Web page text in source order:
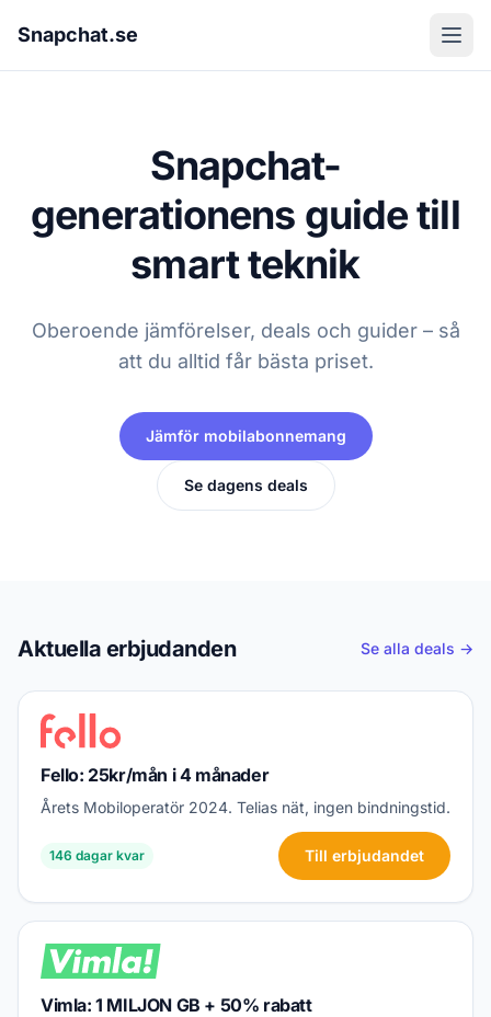
Snapchat.se
Snapchat-
generationens guide till
smart teknik
Oberoende jämförelser, deals och guider – så
att du alltid får bästa priset.
Jämför mobilabonnemang
Se dagens deals
Aktuella erbjudanden Se alla deals →
Fello: 25kr/mån i 4 månader
Årets Mobiloperatör 2024. Telias nät, ingen bindningstid.
146 dagar kvar Till erbjudandet
Vimla: 1 MILJON GB + 50% rabatt